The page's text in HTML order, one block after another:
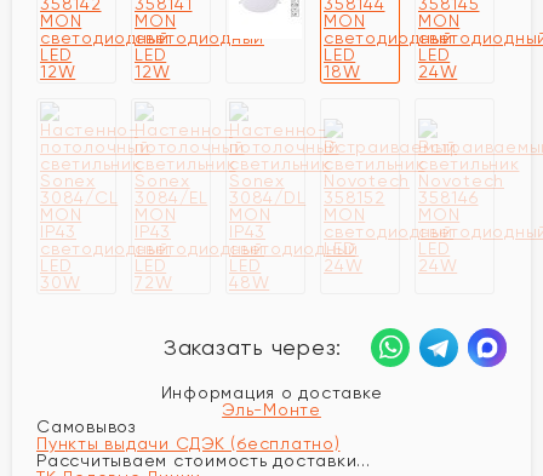
Заказать через:
Информация о доставке
Эль-Монте
Самовывоз
Пункты выдачи СДЭК (бесплатно)
Рассчитываем стоимость доставки...